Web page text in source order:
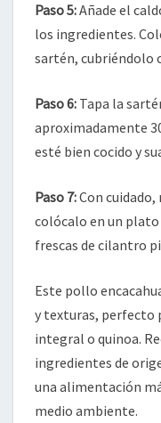
Paso 5:Añade el
los ingredientes.
sartén, cubriéndolo
Paso 6: Tapa la
aproximadamente
esté bien cocido y
Paso 7:Con
colócalo en un plato
frescas de cilantro
Este pollo
y texturas, perfecto
integral o quinoa.
ingredientes de
una alimentación
medio ambiente.